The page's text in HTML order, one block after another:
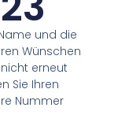
und die
Wünschen
erneut
Sie Ihren
Nummer